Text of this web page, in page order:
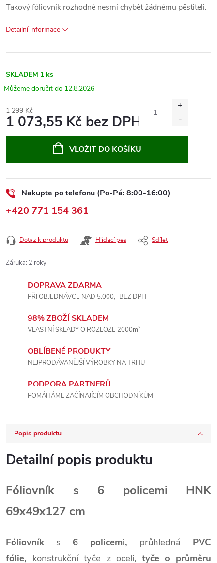
Takový fóliovník rozhodně nesmí chybět žádnému pěstiteli.
Detailní informace
SKLADEM 1 ks
12.8.2026
1 299 Kč
1 073,55 Kč bez DPH
VLOŽIT DO KOŠÍKU
Nakupte po telefonu (Po-Pá: 8:00-16:00)
+420 771 154 361
Dotaz k produktu Hlídací pes Sdílet
Záruka: 2 roky
DOPRAVA ZDARMA
PŘI OBJEDNÁVCE NAD 5.000,- BEZ DPH
98% ZBOŽÍ SKLADEM
VLASTNÍ SKLADY O ROZLOZE 2000m2
OBLÍBENÉ PRODUKTY
NEJPRODÁVANĚJŠÍ VÝROBKY NA TRHU
PODPORA PARTNERŮ
POMÁHÁME ZAČÍNAJÍCÍM OBCHODNÍKŮM
Popis produktu
Detailní popis produktu
Fóliovník s 6 policemi HNK
69x49x127 cm
Fóliovník s 6 policemi, průhledná PVC
fólie, konstrukční tyče z oceli, tyče o průměru